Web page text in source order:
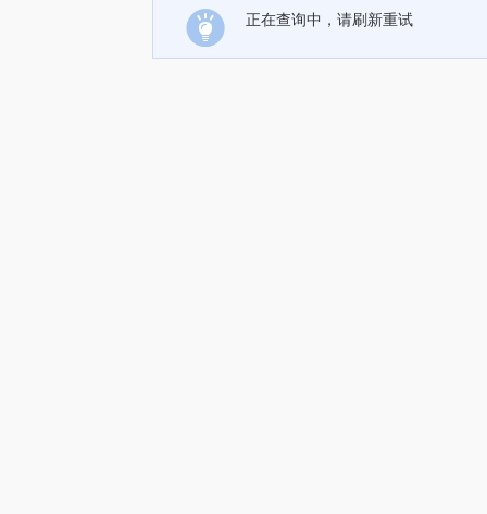
正在查询中，请刷新重试